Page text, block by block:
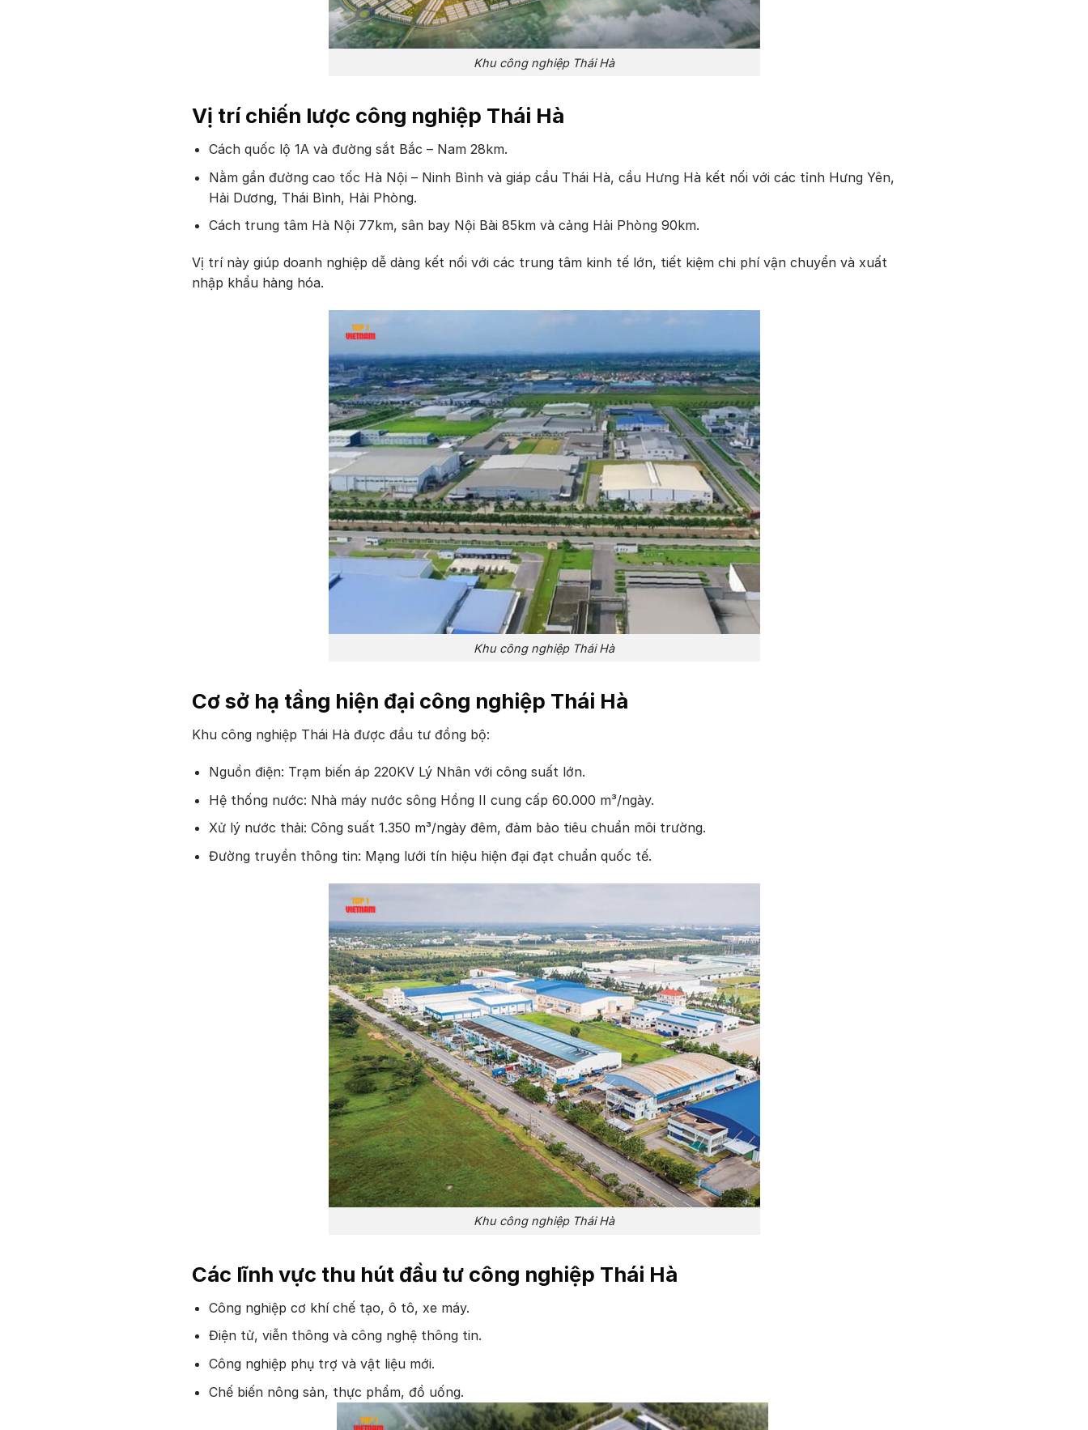
Khu công nghiệp Thái Hà
Vị trí chiến lược công nghiệp Thái Hà
Cách quốc lộ 1A và đường sắt Bắc – Nam 28km.
Nằm gần đường cao tốc Hà Nội – Ninh Bình và giáp cầu Thái Hà, cầu Hưng Hà kết nối với các tỉnh Hưng Yên,
Hải Dương, Thái Bình, Hải Phòng.
Cách trung tâm Hà Nội 77km, sân bay Nội Bài 85km và cảng Hải Phòng 90km.
Vị trí này giúp doanh nghiệp dễ dàng kết nối với các trung tâm kinh tế lớn, tiết kiệm chi phí vận chuyển và xuất
nhập khẩu hàng hóa.
Khu công nghiệp Thái Hà
Cơ sở hạ tầng hiện đại công nghiệp Thái Hà
Khu công nghiệp Thái Hà được đầu tư đồng bộ:
Nguồn điện: Trạm biến áp 220KV Lý Nhân với công suất lớn.
Hệ thống nước: Nhà máy nước sông Hồng II cung cấp 60.000 m³/ngày.
Xử lý nước thải: Công suất 1.350 m³/ngày đêm, đảm bảo tiêu chuẩn môi trường.
Đường truyền thông tin: Mạng lưới tín hiệu hiện đại đạt chuẩn quốc tế.
Khu công nghiệp Thái Hà
Các lĩnh vực thu hút đầu tư công nghiệp Thái Hà
Công nghiệp cơ khí chế tạo, ô tô, xe máy.
Điện tử, viễn thông và công nghệ thông tin.
Công nghiệp phụ trợ và vật liệu mới.
Chế biến nông sản, thực phẩm, đồ uống.